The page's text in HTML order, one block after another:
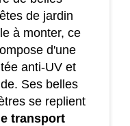
de jardin
à monter, ce
d'une
anti-UV et
Ses belles
se replient
transport